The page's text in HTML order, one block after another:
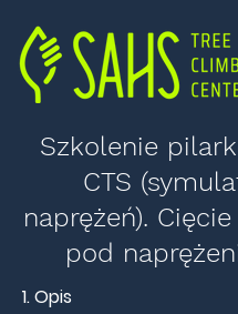
Szkolenie
CTS
naprężeń).
pod
1. Opis